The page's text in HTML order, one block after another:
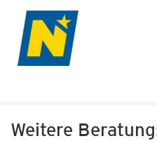
Weitere